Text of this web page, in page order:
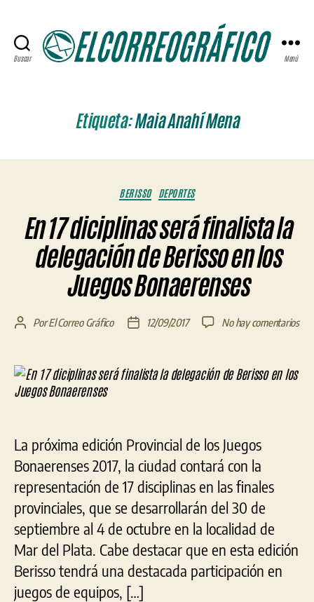
Buscar Menú
Etiqueta:Maia Anahí Mena
Categorías
BERISSO DEPORTES
En 17 diciplinas será finalista la
delegación de Berisso en los
Juegos Bonaerenses
Autor
entrada
PorEl Correo Gráfico
Fecha
entrada
12/09/2017 No hay comentariosen
La próxima edición Provincial de los Juegos
Bonaerenses 2017, la ciudad contará con la
representación de 17 disciplinas en las finales
provinciales, que se desarrollarán del 30 de
septiembre al 4 de octubre en la localidad de
Mar del Plata. Cabe destacar que en esta edición
Berisso tendrá una destacada participación en
juegos de equipos, […]